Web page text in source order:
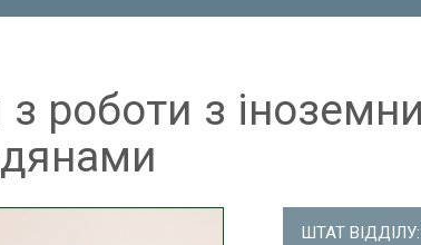
з роботи з
ШТАТ ВІДДІЛУ: